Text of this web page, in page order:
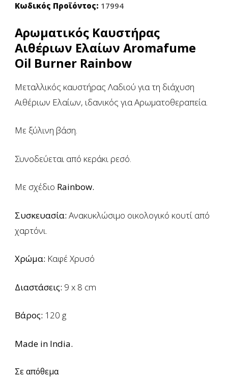
Κωδικός Προϊόντος: 17994
Αρωματικός Καυστήρας
Αιθέριων Ελαίων Aromafume
Oil Burner Rainbow
Μεταλλικός καυστήρας Λαδιού για τη διάχυση
Αιθέριων Ελαίων, ιδανικός για Αρωματοθεραπεία.
Με ξύλινη βάση.
Συνοδεύεται από κεράκι ρεσό.
Με σχέδιο Rainbow.
Συσκευασία: Ανακυκλώσιμο οικολογικό κουτί από
χαρτόνι.
Χρώμα: Καφέ Χρυσό
Διαστάσεις: 9 x 8 cm
Βάρος: 120 g
Made in India.
Σε απόθεμα